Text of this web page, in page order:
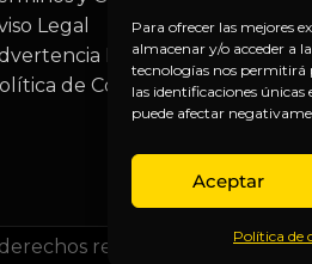
Para ofrecer las mejores
almacenar y/o acceder a
tecnologías nos permitirá
las identificaciones
puede afectar
Aceptar
Política de
Legal
Financiera
de Cookies
reservados.